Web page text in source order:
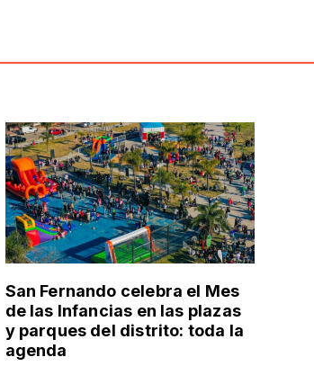
San Fernando celebra el Mes
de las Infancias en las plazas
y parques del distrito: toda la
agenda